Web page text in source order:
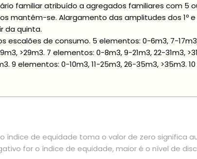
familiar atribuído a agregados familiares com 5
mantêm-se. Alargamento das amplitudes dos 1º
da quinta.
escalões de consumo. 5 elementos: 0-6m3, 7-
>29m3. 7 elementos: 0-8m3, 9-21m3, 22-31m3,
9 elementos: 0-10m3, 11-25m3, 26-35m3, >35m3.
índice de equidade toma o valor de zero significa
for o índice de equidade, maior é o nível de